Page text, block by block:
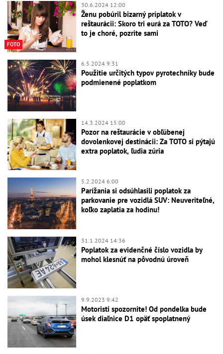
FOTO
30.6.2024 12:00
Ženu pobúril bizarný príplatok v
reštaurácii: Skoro tri eurá za TOTO? Veď
to je choré, pozrite sami
6.5.2024 9:31
Použitie určitých typov pyrotechniky bude
podmienené poplatkom
14.3.2024 15:00
Pozor na reštaurácie v obľúbenej
dovolenkovej destinácii: Za TOTO si pýtajú
extra poplatok, ľudia zúria
5.2.2024 6:00
Parížania si odsúhlasili poplatok za
parkovanie pre vozidlá SUV: Neuveriteľné,
koľko zaplatia za hodinu!
31.1.2024 14:36
Poplatok za evidenčné číslo vozidla by
mohol klesnúť na pôvodnú úroveň
9.9.2023 9:42
Motoristi spozornite! Od pondelka bude
úsek diaľnice D1 opäť spoplatnený